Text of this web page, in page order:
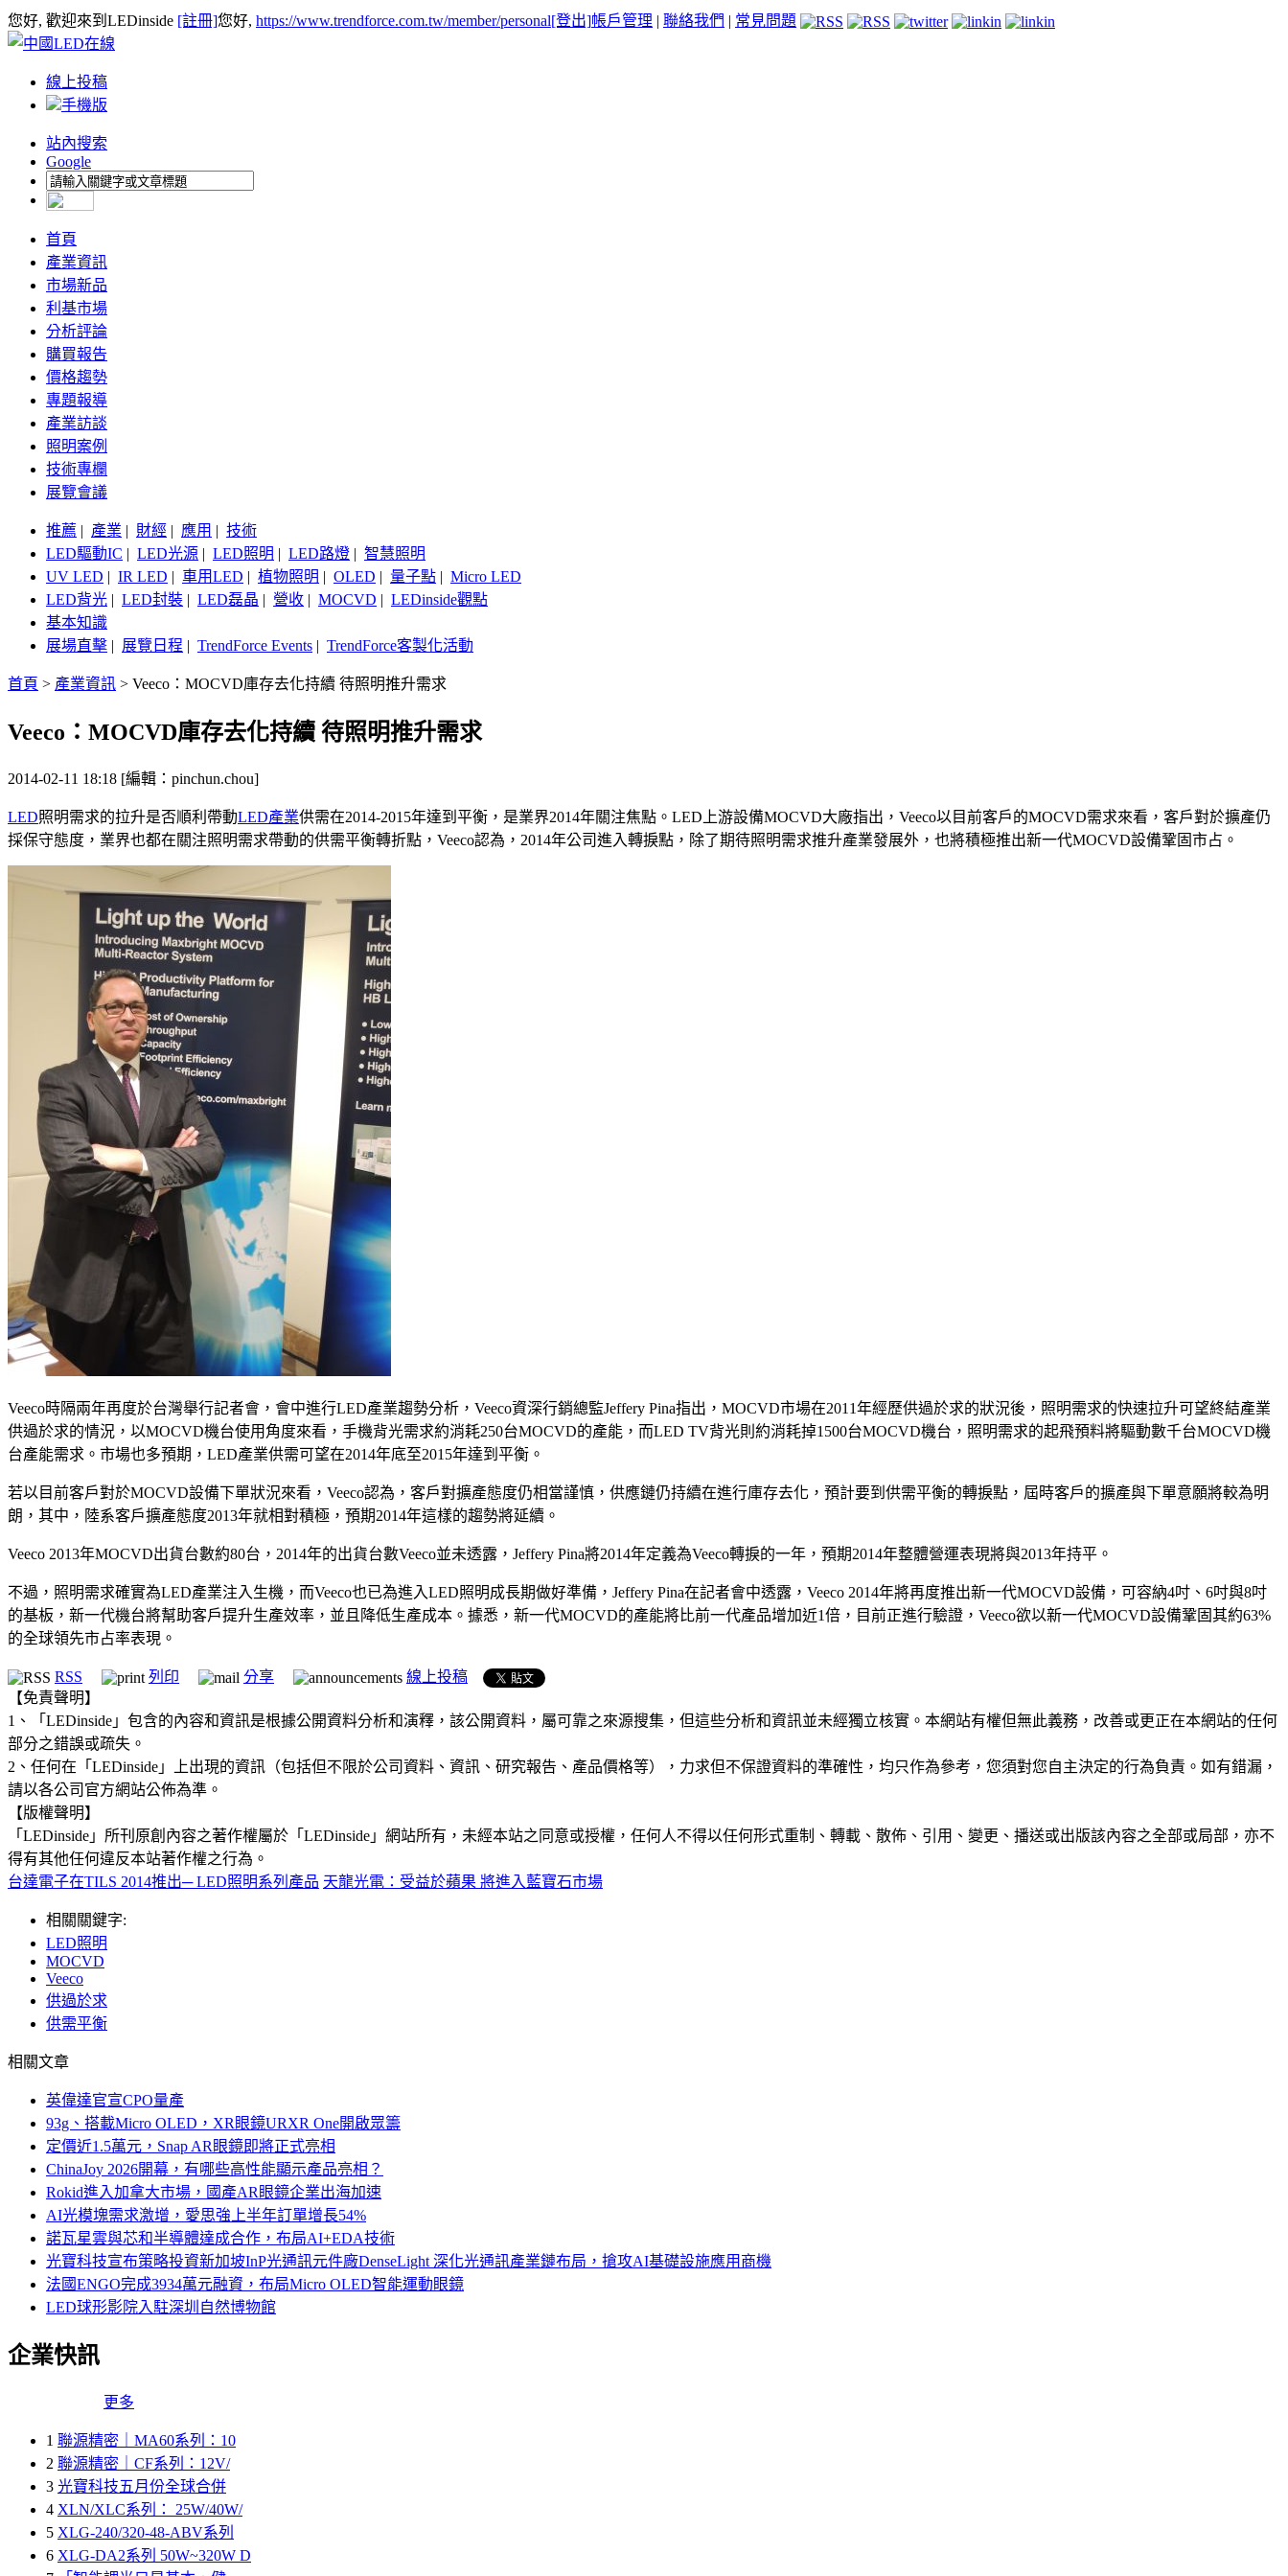
您好, 歡迎來到LEDinside [註冊]您好, https://www.trendforce.com.tw/member/personal[登出]帳戶管理 | 聯絡我們 | 常見問題
線上投稿
手機版
站內搜索
Google
首頁
產業資訊
市場新品
利基市場
分析評論
購買報告
價格趨勢
專題報導
產業訪談
照明案例
技術專欄
展覽會議
推薦 | 產業 | 財經 | 應用 | 技術
LED驅動IC | LED光源 | LED照明 | LED路燈 | 智慧照明
UV LED | IR LED | 車用LED | 植物照明 | OLED | 量子點 | Micro LED
LED背光 | LED封裝 | LED磊晶 | 營收 | MOCVD | LEDinside觀點
基本知識
展場直擊 | 展覽日程 | TrendForce Events | TrendForce客製化活動
首頁 > 產業資訊 > Veeco：MOCVD庫存去化持續 待照明推升需求
Veeco：MOCVD庫存去化持續 待照明推升需求
2014-02-11 18:18 [編輯：pinchun.chou]
LED照明需求的拉升是否順利帶動LED產業供需在2014-2015年達到平衡，是業界2014年關注焦點。LED上游設備MOCVD大廠指出，Veeco以目前客戶的MOCVD需求來看，客戶對於擴產仍
採保守態度，業界也都在關注照明需求帶動的供需平衡轉折點，Veeco認為，2014年公司進入轉捩點，除了期待照明需求推升產業發展外，也將積極推出新一代MOCVD設備鞏固市占。
Veeco時隔兩年再度於台灣舉行記者會，會中進行LED產業趨勢分析，Veeco資深行銷總監Jeffery Pina指出，MOCVD市場在2011年經歷供過於求的狀況後，照明需求的快速拉升可望終結產業
供過於求的情況，以MOCVD機台使用角度來看，手機背光需求約消耗250台MOCVD的產能，而LED TV背光則約消耗掉1500台MOCVD機台，照明需求的起飛預料將驅動數千台MOCVD機
台產能需求。市場也多預期，LED產業供需可望在2014年底至2015年達到平衡。
若以目前客戶對於MOCVD設備下單狀況來看，Veeco認為，客戶對擴產態度仍相當謹慎，供應鏈仍持續在進行庫存去化，預計要到供需平衡的轉捩點，屆時客戶的擴產與下單意願將較為明
朗，其中，陸系客戶擴產態度2013年就相對積極，預期2014年這樣的趨勢將延續。
Veeco 2013年MOCVD出貨台數約80台，2014年的出貨台數Veeco並未透露，Jeffery Pina將2014年定義為Veeco轉捩的一年，預期2014年整體營運表現將與2013年持平。
不過，照明需求確實為LED產業注入生機，而Veeco也已為進入LED照明成長期做好準備，Jeffery Pina在記者會中透露，Veeco 2014年將再度推出新一代MOCVD設備，可容納4吋、6吋與8吋
的基板，新一代機台將幫助客戶提升生產效率，並且降低生產成本。據悉，新一代MOCVD的產能將比前一代產品增加近1倍，目前正進行驗證，Veeco欲以新一代MOCVD設備鞏固其約63%
的全球領先市占率表現。
RSS 列印 分享
線上投稿
【免責聲明】
1、「LEDinside」包含的內容和資訊是根據公開資料分析和演釋，該公開資料，屬可靠之來源搜集，但這些分析和資訊並未經獨立核實。本網站有權但無此義務，改善或更正在本網站的任何
部分之錯誤或疏失。
2、任何在「LEDinside」上出現的資訊（包括但不限於公司資料、資訊、研究報告、產品價格等），力求但不保證資料的準確性，均只作為參考，您須對您自主決定的行為負責。如有錯漏，
請以各公司官方網站公佈為準。
【版權聲明】
「LEDinside」所刊原創內容之著作權屬於「LEDinside」網站所有，未經本站之同意或授權，任何人不得以任何形式重制、轉載、散佈、引用、變更、播送或出版該內容之全部或局部，亦不
得有其他任何違反本站著作權之行為。
台達電子在TILS 2014推出─ LED照明系列產品 天龍光電：受益於蘋果 將進入藍寶石市場
相關關鍵字:
LED照明
MOCVD
Veeco
供過於求
供需平衡
相關文章
英偉達官宣CPO量產
93g、搭載Micro OLED，XR眼鏡URXR One開啟眾籌
定價近1.5萬元，Snap AR眼鏡即將正式亮相
ChinaJoy 2026開幕，有哪些高性能顯示產品亮相？
Rokid進入加拿大市場，國產AR眼鏡企業出海加速
AI光模塊需求激增，愛思強上半年訂單增長54%
諾瓦星雲與芯和半導體達成合作，布局AI+EDA技術
光寶科技宣布策略投資新加坡InP光通訊元件廠DenseLight 深化光通訊產業鏈布局，搶攻AI基礎設施應用商機
法國ENGO完成3934萬元融資，布局Micro OLED智能運動眼鏡
LED球形影院入駐深圳自然博物館
企業快訊
更多
1 聯源精密｜MA60系列：10
2 聯源精密｜CF系列：12V/
3 光寶科技五月份全球合併
4 XLN/XLC系列： 25W/40W/
5 XLG-240/320-48-ABV系列
6 XLG-DA2系列 50W~320W D